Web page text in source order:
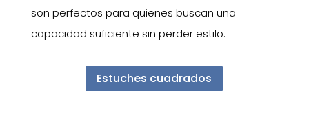
son perfectos para quienes buscan una
capacidad suficiente sin perder estilo.
Estuches cuadrados